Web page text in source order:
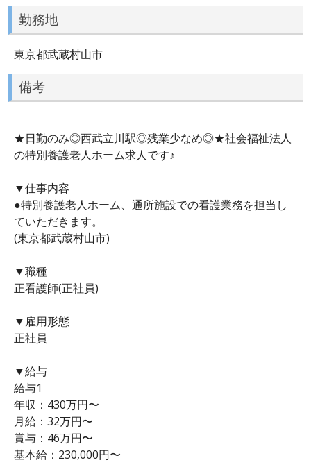
勤務地
東京都武蔵村山市
備考
★日勤のみ◎西武立川駅◎残業少なめ◎★社会福祉法人
の特別養護老人ホーム求人です♪
▼仕事内容
●特別養護老人ホーム、通所施設での看護業務を担当し
ていただきます。
(東京都武蔵村山市)
▼職種
正看護師(正社員)
▼雇用形態
正社員
▼給与
給与1
年収：430万円〜
月給：32万円〜
賞与：46万円〜
基本給：230,000円〜